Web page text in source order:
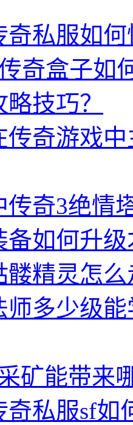
奇私服如
奇盒子如
技巧？
传奇游戏
传奇3绝情
备如何升
髅精灵怎
师多少级
矿能带来
奇私服sf如